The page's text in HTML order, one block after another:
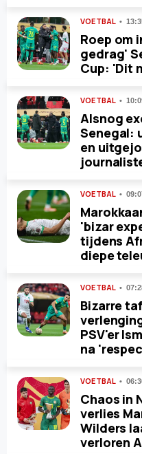
VOETBAL
Roep om
gedrag'
Cup: 'Dit
VOETBAL
Alsnog
Senegal:
en
VOETBAL
'bizar
tijdens
diepe
VOETBAL
Bizarre
PSV'er
na
VOETBAL
Chaos in
verlies
Wilders
verloren